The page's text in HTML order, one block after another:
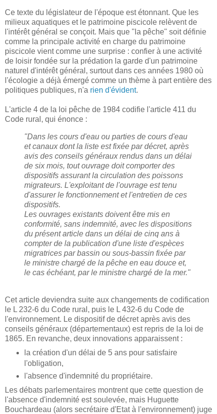
Ce texte du législateur de l'époque est étonnant. Que les
milieux aquatiques et le patrimoine piscicole relèvent de
l'intérêt général se conçoit. Mais que "la pêche" soit définie
comme la principale activité en charge du patrimoine
piscicole vient comme une surprise : confier à une activité
de loisir fondée sur la prédation la garde d'un patrimoine
naturel d'intérêt général, surtout dans ces années 1980 où
l'écologie a déjà émergé comme un thème à part entière des
politiques publiques, n'a rien d'évident.
L'article 4 de la loi pêche de 1984 codifie l'article 411 du
Code rural, qui énonce :
"Dans les cours d'eau ou parties de cours d'eau
et canaux dont la liste est fixée par décret, après
avis des conseils généraux rendus dans un délai
de six mois, tout ouvrage doit comporter des
dispositifs assurant la circulation des poissons
migrateurs. L'exploitant de l'ouvrage est tenu
d'assurer le fonctionnement et l'entretien de ces
dispositifs.
Les ouvrages existants doivent être mis en
conformité, sans indemnité, avec les dispositions
du présent article dans un délai de cinq ans à
compter de la publication d'une liste d'espèces
migratrices par bassin ou sous-bassin fixée par
le ministre chargé de la pêche en eau douce et,
le cas échéant, par le ministre chargé de la mer."
Cet article deviendra suite aux changements de codification
le L 232-6 du Code rural, puis le L 432-6 du Code de
l'environnement. Le dispositif de décret après avis des
conseils généraux (départementaux) est repris de la loi de
1865. En revanche, deux innovations apparaissent :
la création d'un délai de 5 ans pour satisfaire
l'obligation,
l'absence d'indemnité du propriétaire.
Les débats parlementaires montrent que cette question de
l'absence d'indemnité est soulevée, mais Huguette
Bouchardeau (alors secrétaire d'Etat à l'environnement) juge